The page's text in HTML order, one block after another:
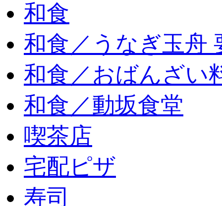
和食
和食／うなぎ玉舟
和食／おばんざい
和食／動坂食堂
喫茶店
宅配ピザ
寿司